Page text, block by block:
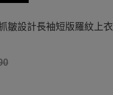
皺設計長袖短版羅紋上衣